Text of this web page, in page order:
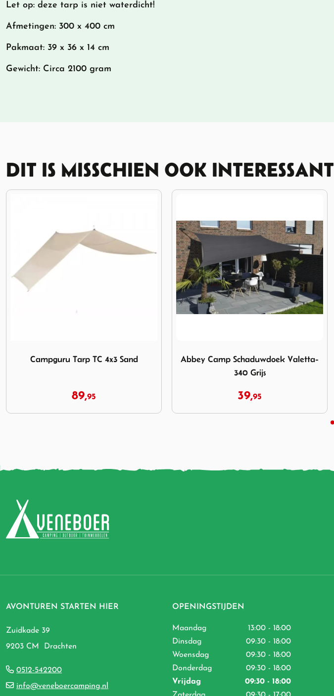
Let op: deze tarp is niet waterdicht!
Afmetingen: 300 x 400 cm
Pakmaat: 39 x 36 x 14 cm
Gewicht: Circa 2100 gram
DIT IS MISSCHIEN OOK INTERESSANT
Abbey Camp Schaduwdoek Valetta-
39,95
Campguru Tarp Polyester 3x3 Khaki
34,95
AVONTUREN STARTEN HIER
Zuidkade 39
9203 CM Drachten
0512-542200
info@veneboercamping.nl
OPENINGSTIJDEN
Maandag
13:00 - 18:00
Dinsdag
09:30 - 18:00
Woensdag
09:30 - 18:00
Donderdag
09:30 - 18:00
Vrijdag
09:30 - 18:00